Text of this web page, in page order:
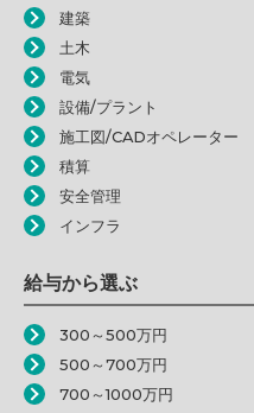
建築
土木
電気
設備/プラント
施工図/CADオペレーター
積算
安全管理
インフラ
給与から選ぶ
300～500万円
500～700万円
700～1000万円